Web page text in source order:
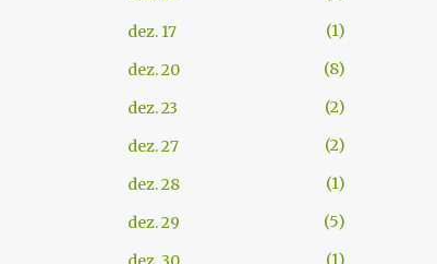
dez. 17
1
dez. 20
8
dez. 23
2
dez. 27
2
dez. 28
1
dez. 29
5
1